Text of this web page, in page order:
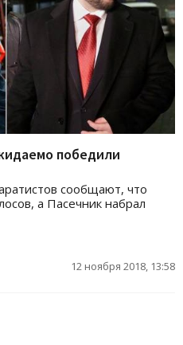
победили
сообщают, что
а Пасечник набрал
12 ноября 2018, 13:58